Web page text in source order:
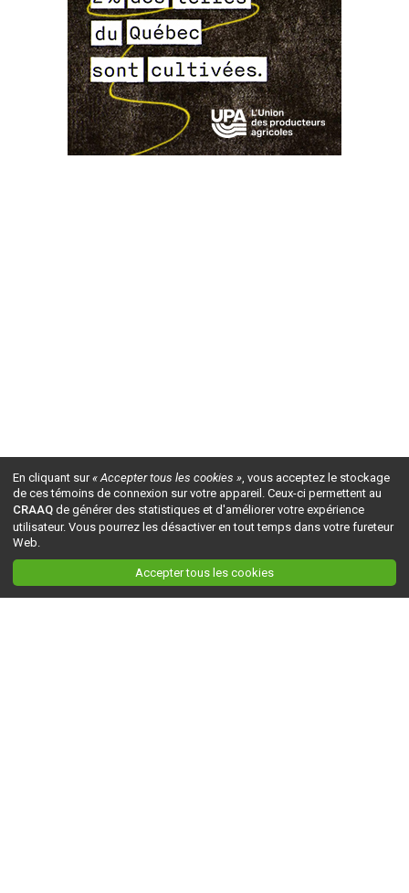
En cliquant sur« Accepter tous les cookies », vous acceptez le stockage
de ces témoins de connexion sur votre appareil. Ceux-ci permettent au
CRAAQ de générer des statistiques et d'améliorer votre expérience
utilisateur. Vous pourrez les désactiver en tout temps dans votre fureteur
Web.
Accepter tous les cookies